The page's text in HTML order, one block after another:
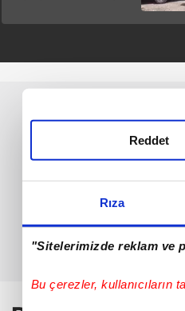
Rıza
"Sitelerimizde reklam ve
Bu çerezler, kullanıcıların
Reddet
bıçaklanan